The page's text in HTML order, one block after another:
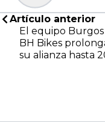
Artículo anterior
El equipo
BH Bikes
su alianza hasta